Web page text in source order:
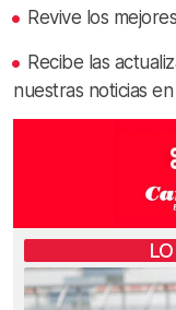
Revive los
Recibe las
nuestras noticias